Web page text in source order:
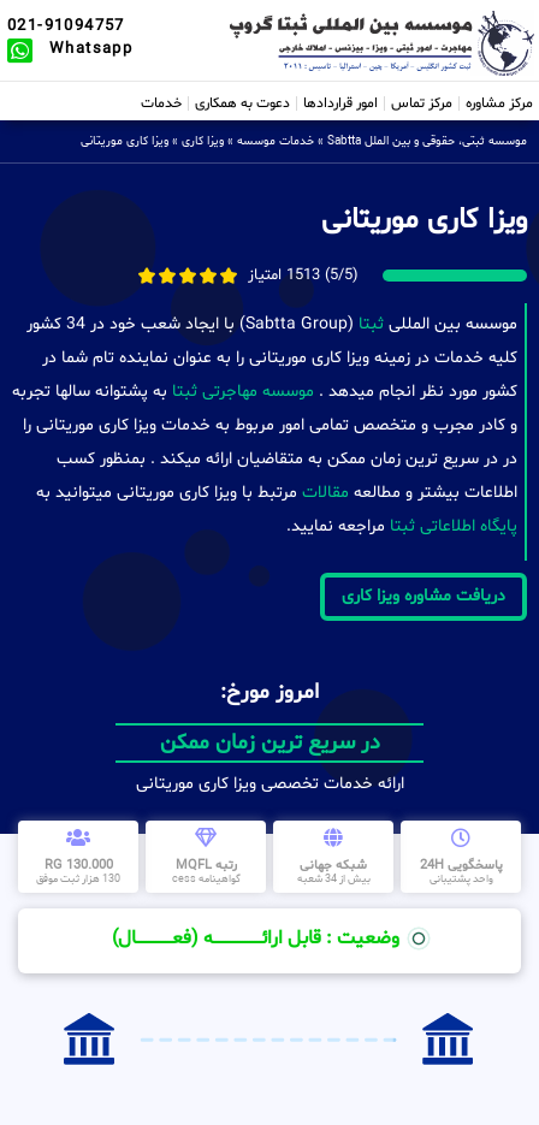
021-91094757
Whatsapp
مرکز مشاوره مرکز تماس امور قراردادها دعوت به همکاری خدمات
موسسه ثبتی، حقوقی و بین الملل Sabtta » خدمات موسسه » ویزا کاری » ویزا کاری موریتانی
ویزا کاری موریتانی
(5/5) 1513 امتیاز
موسسه بین المللی ثبتا
(Sabtta Group) با ایجاد شعب خود در 34 کشور
کلیه خدمات در زمینه ویزا کاری موریتانی را به عنوان نماینده تام شما در
کشور مورد نظر انجام میدهد . موسسه مهاجرتی ثبتا به پشتوانه سالها تجربه
و کادر مجرب و متخصص تمامی امور مربوط به خدمات ویزا کاری موریتانی را
در در سریع ترین زمان ممکن به متقاضیان ارائه میکند . بمنظور کسب
اطلاعات بیشتر و مطالعه مقالات مرتبط با ویزا کاری موریتانی میتوانید به
پایگاه اطلاعاتی ثبتا مراجعه نمایید.
دریافت مشاوره ویزا کاری
امروز مورخ:
در سریع ترین زمان ممکن
ارائه خدمات تخصصی ویزا کاری موریتانی
پاسخگویی 24H
واحد پشتیبانی
شبکه جهانی
بیش از 34 شعبه
رتبه MQFL
گواهینامه cess
130.000 RG
130 هزار ثبت موفق
وضعیت : قابل ارائــــــــــــــــــــه (فعـــــــــــــــال)